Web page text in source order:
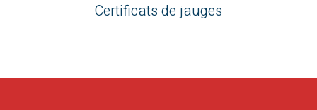
Certificats de jauges